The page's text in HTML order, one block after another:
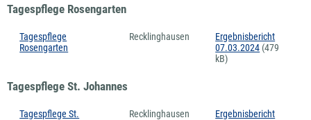
Tagespflege Rosengarten
Tagespflege
Rosengarten
Recklinghausen
Ergebnisbericht
07.03.2024 (479
kB)
Tagespflege St. Johannes
Tagespflege St.
Recklinghausen
Ergebnisbericht